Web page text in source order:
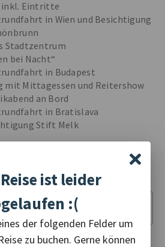
inkl. Eintritte
in Wien und Besichtigung
Stadtzentrum
bei Nacht“
in Budapest
mit Mittagessen und Reitershow
an Bord
in Bratislava
Stift Melk
ist leider
:(
der folgenden Felder um
zu buchen. Gerne können